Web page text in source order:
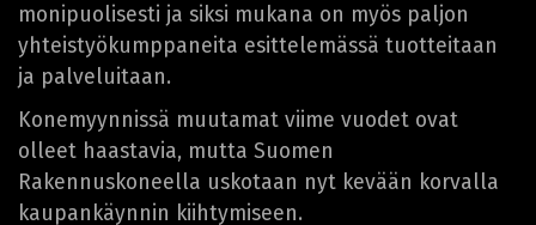
monipuolisesti ja siksi mukana on myös paljon
yhteistyökumppaneita esittelemässä tuotteitaan
ja palveluitaan.
Konemyynnissä muutamat viime vuodet ovat
olleet haastavia, mutta Suomen
Rakennuskoneella uskotaan nyt kevään korvalla
kaupankäynnin kiihtymiseen.